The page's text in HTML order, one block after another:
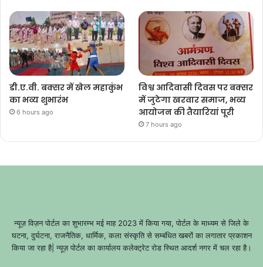
डी.ए.वी. बक्सर में खेल महाकुंभ
का भव्य शुभारंभ
6 hours ago
विश्व आदिवासी दिवस पर बक्सर
में जुटेगा खरवार समाज, भव्य
आयोजन की तैयारियां पूरी
7 hours ago
न्यूज़ विज़न पोर्टल का शुभारम्भ मई माह 2023 में किया गया, पोर्टल के माध्यम से जिले के
घटना, दुर्घटना, राजनैतिक, धार्मिक, कला संस्कृति से सम्बंधित खबरों का लगातार प्रकाशन
किया जा रहा है| न्यूज़ पोर्टल का कार्यालय कलेक्ट्रेट रोड स्थित आदर्श नगर में चल रहा है।